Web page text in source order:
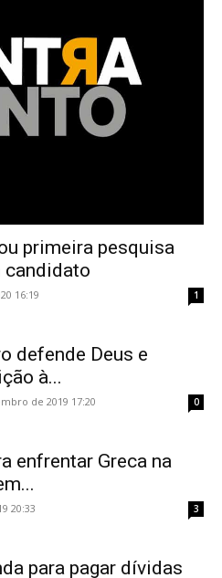
primeira pesquisa
candidato
16:19 1
defende Deus e
à...
de 2019 17:20 0
enfrentar Greca na
20:33 3
para pagar dívidas